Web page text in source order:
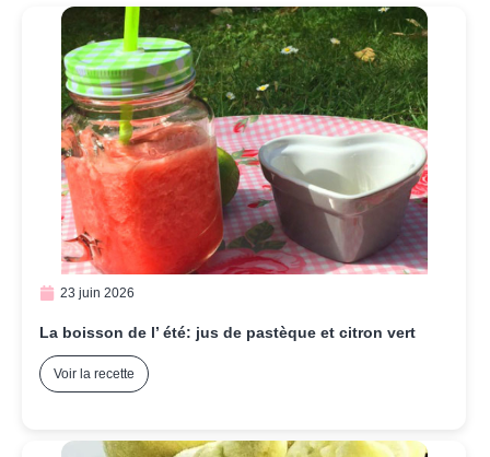
23 juin 2026
La boisson de l’ été: jus de pastèque et citron vert
Voir la recette